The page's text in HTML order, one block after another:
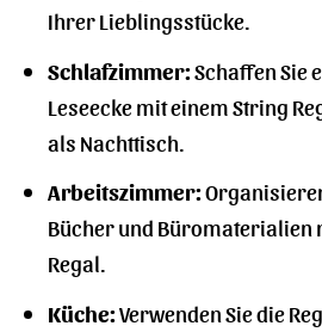
Ihrer Lieblingsstücke.
Schlafzimmer:Schaffen Sie
Leseecke mit einem String
als Nachttisch.
Arbeitszimmer:
Bücher und Büromaterialien
Regal.
Küche:Verwenden Sie die